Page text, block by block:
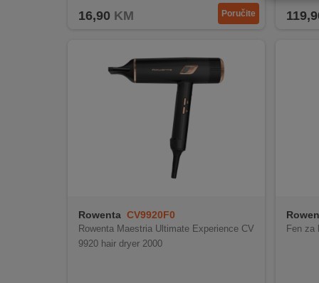
INOSTRANSTVA
16,90 KM Poručite
Rowenta CV9920F0
Rowenta Maestria Ultimate Experience CV
9920 hair dryer 2000
Fen za